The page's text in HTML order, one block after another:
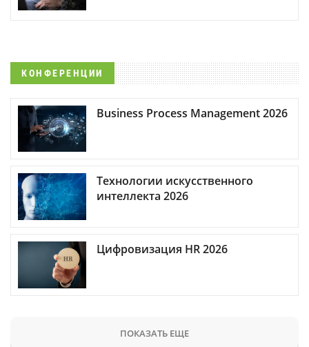
КОНФЕРЕНЦИИ
Business Process Management 2026
Технологии искусственного
интеллекта 2026
Цифровизация HR 2026
ПОКАЗАТЬ ЕЩЕ